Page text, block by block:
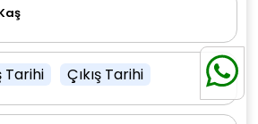
Tarihi Çıkış Tarihi